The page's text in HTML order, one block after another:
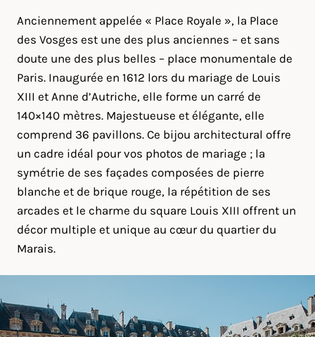
Anciennement appelée « Place Royale », la Place
des Vosges est une des plus anciennes – et sans
doute une des plus belles – place monumentale de
Paris. Inaugurée en 1612 lors du mariage de Louis
XIII et Anne d’Autriche, elle forme un carré de
140×140 mètres. Majestueuse et élégante, elle
comprend 36 pavillons. Ce bijou architectural offre
un cadre idéal pour vos photos de mariage ; la
symétrie de ses façades composées de pierre
blanche et de brique rouge, la répétition de ses
arcades et le charme du square Louis XIII offrent un
décor multiple et unique au cœur du quartier du
Marais.